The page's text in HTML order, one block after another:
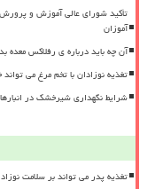
تأکید شورای عالی آموزش و
آموزان
آن چه باید درباره ی رفلاکس معده
تغذیه نوزادان با تخم مرغ می
شرایط نگهداری شیرخشک در
تغذیه پدر می تواند بر سلامت نوزاد